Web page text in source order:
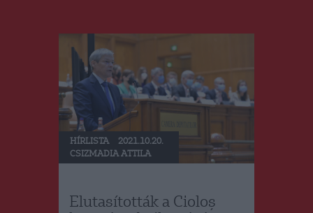
HÍRLISTA
2021.10.20.
CSIZMADIA ATTILA
Elutasították a Cioloș